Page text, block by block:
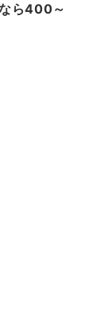
ら400～